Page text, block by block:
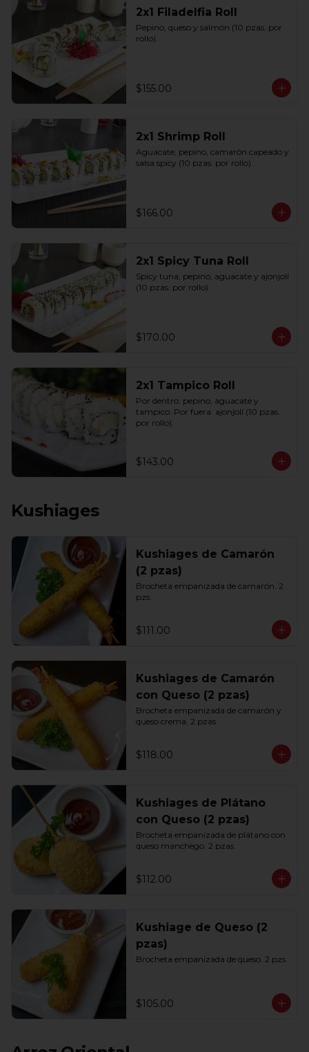
2x1 Filadelfia Roll
Pepino, queso y salmón (10 pzas. por
rollo).
$155.00
2x1 Shrimp Roll
Aguacate, pepino, camarón capeado y
salsa spicy (10 pzas. por rollo).
$166.00
2x1 Spicy Tuna Roll
Spicy tuna, pepino, aguacate y ajonjolí
(10 pzas. por rollo).
$170.00
2x1 Tampico Roll
Por dentro: pepino, aguacate y
tampico. Por fuera: ajonjolí (10 pzas.
por rollo).
$143.00
Kushiages
Kushiages de Camarón
(2 pzas)
Brocheta empanizada de camarón. 2
pzs.
$111.00
Kushiages de Camarón
con Queso (2 pzas)
Brocheta empanizada de camarón y
queso crema. 2 pzas.
$118.00
Kushiages de Plátano
con Queso (2 pzas)
Brocheta empanizada de plátano con
queso manchego. 2 pzas.
$112.00
Kushiage de Queso (2
pzas)
Brocheta empanizada de queso. 2 pzs.
$105.00